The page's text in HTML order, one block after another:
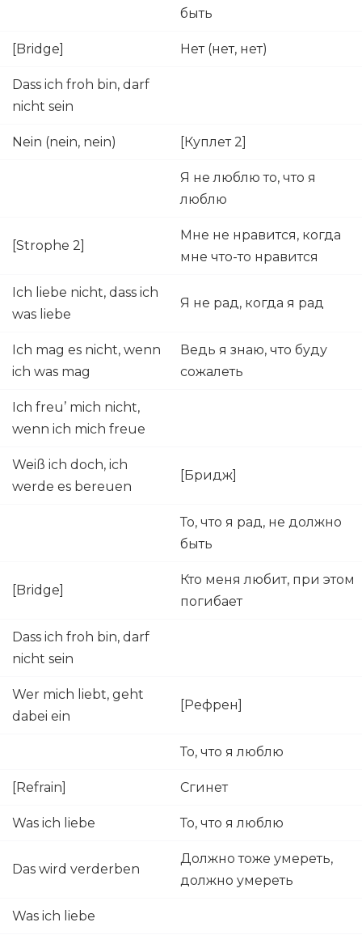
быть
[Bridge] Нет (нет, нет)
Dass ich froh bin, darf
nicht sein
Nein (nein, nein) [Куплет 2]
Я не люблю то, что я
люблю
[Strophe 2]
Мне не нравится, когда
мне что-то нравится
Ich liebe nicht, dass ich
was liebe
Я не рад, когда я рад
Ich mag es nicht, wenn
ich was mag
Ведь я знаю, что буду
сожалеть
Ich freu’ mich nicht,
wenn ich mich freue
Weiß ich doch, ich
werde es bereuen
[Бридж]
То, что я рад, не должно
быть
[Bridge]
Кто меня любит, при этом
погибает
Dass ich froh bin, darf
nicht sein
Wer mich liebt, geht
dabei ein
[Рефрен]
То, что я люблю
[Refrain] Сгинет
Was ich liebe То, что я люблю
Das wird verderben
Должно тоже умереть,
должно умереть
Was ich liebe